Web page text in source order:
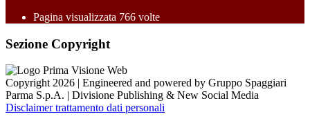
Pagina visualizzata 766 volte
Sezione Copyright
Copyright 2026 | Engineered and powered by Gruppo Spaggiari
Parma S.p.A. | Divisione Publishing & New Social Media
Disclaimer trattamento dati personali